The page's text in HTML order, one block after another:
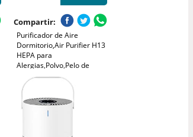
Compartir:
Purificador de Aire
Dormitorio,Air Purifier H13
HEPA para
Alergias,Polvo,Pelo de
Mascotas,Humo y
Olores,Mini Purificador Aire
Silencioso 37 dB para
Hogar y Oficina